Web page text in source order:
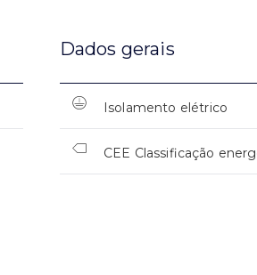
Dados gerais
Isolamento elétrico
CEE Classificação